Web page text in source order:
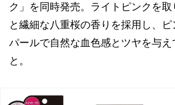
ク」を同時発売。ライトピンクを
と繊細な八重桜の香りを採用し、
パールで自然な血色感とツヤを与え
と。